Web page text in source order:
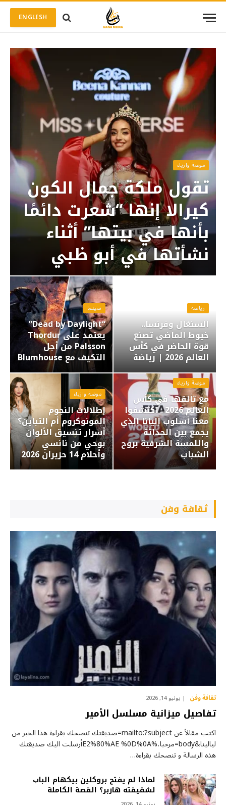
ENGLISH
موضة وازياء
تقول ملكة جمال الكون
كيرالا إنها “شعرت دائمًا
بأنها في بيتها” أثناء
نشأتها في أبو ظبي
رياضة
السنغال وفرنسا..
خيوط الماضي تصنع
قوة الحاضر في كأس
العالم 2026 | رياضة
سينما
“Dead by Daylight”
يعتمد على Thordur
Palsson من أجل
التكيف مع Blumhouse
موضة وازياء
مع تألقها في كأس
العالم 2026.. اكتشفوا
معنا أسلوب إليانا الذي
يجمع بين الحداثة
واللمسة الشرقية بروح
الشباب
موضة وازياء
إطلالات النجوم
المونوكروم أم التباين؟
أسرار تنسيق الألوان
بوحي من نانسي
وأحلام 14 حزيران 2026
ثقافة وفن
ثقافة وفن يونيو 14, 2026
تفاصيل ميزانية مسلسل الأمير
اكتب مقالاً عن mailto:?subject=صديقتك تنصحك بقراءة هذا الخبر من
ليالينا&body=مرحبا،%E2%80%AE %0D%0Aأرسلت اليك صديقتك
هذه الرسالة و تنصحك بقراءة…
لماذا لم يفتح بروكلين بيكهام الباب
لشقيقته هاربر؟ القصة الكاملة